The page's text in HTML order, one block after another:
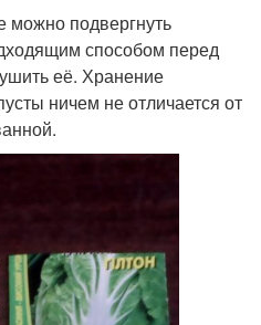
можно подвергнуть
способом перед
её. Хранение
ничем не отличается от